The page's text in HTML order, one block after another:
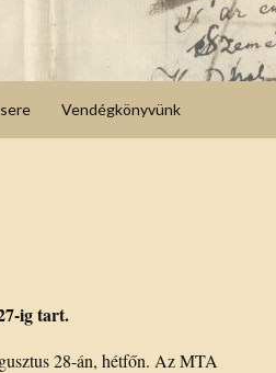
Vendégkönyvünk
ig tart.
28-án, hétfőn. Az MTA